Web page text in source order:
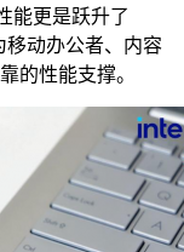
能更是跃升了
移动办公者、内容
的性能支撑。